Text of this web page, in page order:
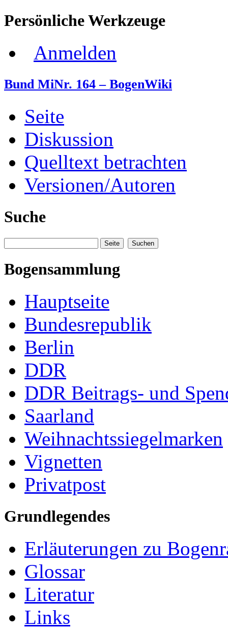
Persönliche Werkzeuge
Anmelden
Bund MiNr. 164 – BogenWiki
Seite
Diskussion
Quelltext betrachten
Versionen/Autoren
Suche
Bogensammlung
Hauptseite
Bundesrepublik
Berlin
DDR
DDR Beitrags- und
Saarland
Weihnachtssiegelmarken
Vignetten
Privatpost
Grundlegendes
Erläuterungen zu
Glossar
Literatur
Links